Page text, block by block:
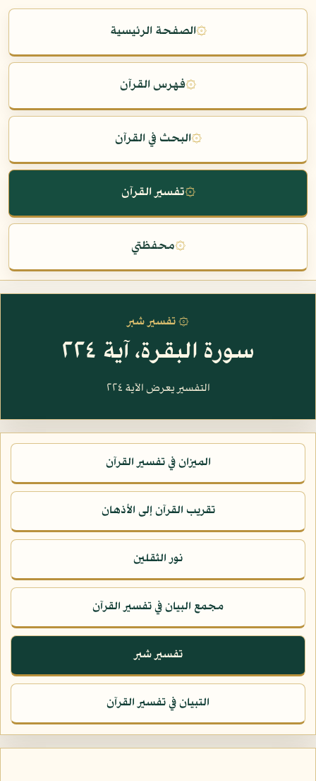
۞الصفحة الرئيسية
۞فهرس القرآن
۞البحث في القرآن
۞تفسير القرآن
۞محفظتي
۞ تفسير شبر
سورة البقرة، آية ٢٢٤
التفسير يعرض الآية ٢٢٤
الميزان في تفسير القرآن
تقريب القرآن إلى الأذهان
نور الثقلين
مجمع البيان في تفسير القرآن
تفسير شبر
التبيان في تفسير القرآن